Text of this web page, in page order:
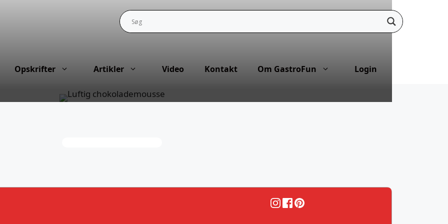
Opskrifter Artikler Video Kontakt Om GastroFun Login